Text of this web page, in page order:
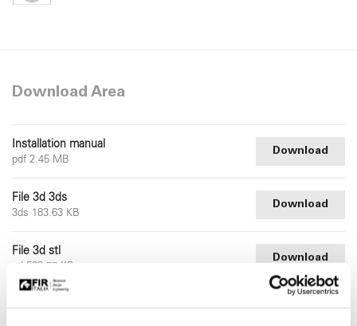
Download Area
Installation manual
pdf 2.45 MB
Download
File 3d 3ds
3ds 183.63 KB
Download
File 3d stl
stl 508.77 KB
Download
Download